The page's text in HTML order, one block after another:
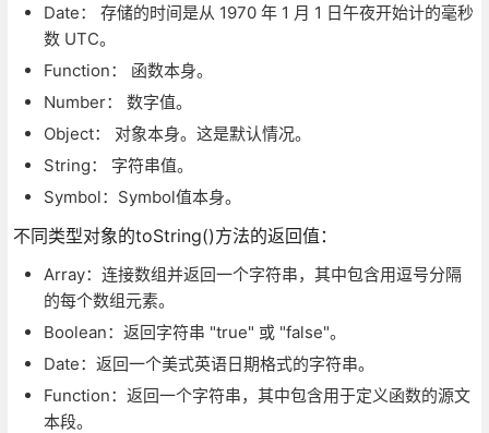
Date： 存储的时间是从 1970 年 1 月 1 日午夜开始计的毫秒
数 UTC。
Function： 函数本身。
Number： 数字值。
Object： 对象本身。这是默认情况。
String： 字符串值。
Symbol：Symbol值本身。
不同类型对象的toString()方法的返回值：
Array：连接数组并返回一个字符串，其中包含用逗号分隔
的每个数组元素。
Boolean：返回字符串 "true" 或 "false"。
Date：返回一个美式英语日期格式的字符串。
Function：返回一个字符串，其中包含用于定义函数的源文
本段。